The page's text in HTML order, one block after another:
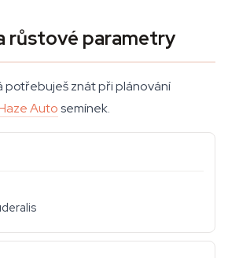
růstové parametry
potřebuješ znát při plánování
Autosemínek.